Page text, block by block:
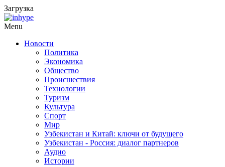
Загрузка
Menu
Новости
Политика
Экономика
Общество
Происшествия
Технологии
Туризм
Культура
Спорт
Мир
Узбекистан и Китай: ключи от будущего
Узбекистан - Россия: диалог партнеров
Аудио
Истории